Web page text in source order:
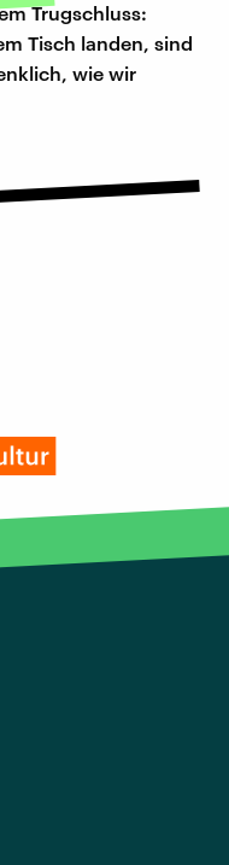
Trugschluss:
Tisch landen, sind
wie wir